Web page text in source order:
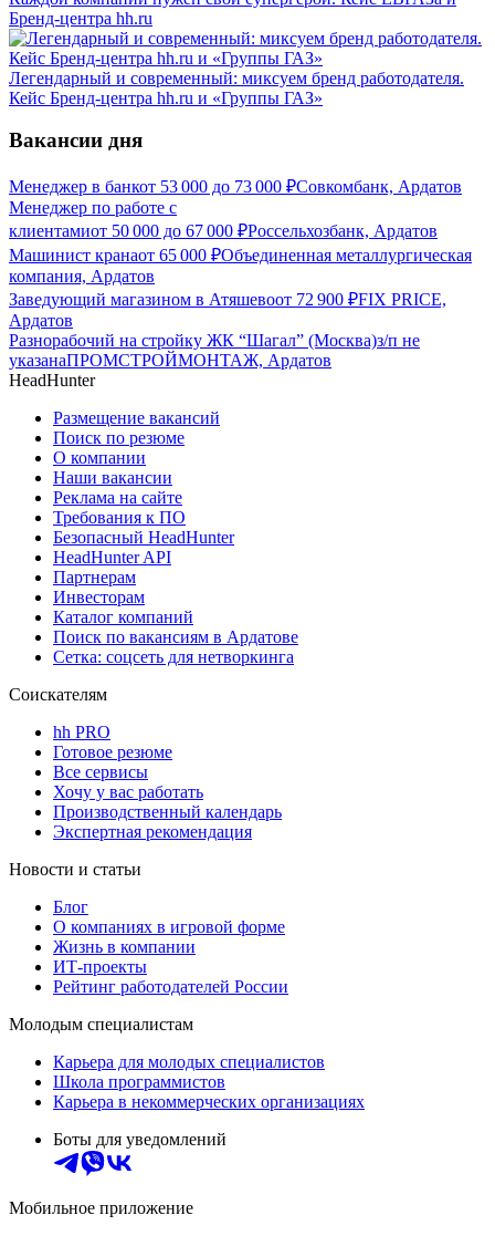
Бренд-центра hh.ru
Легендарный и современный: миксуем бренд работодателя.
Кейс Бренд-центра hh.ru и «Группы ГАЗ»
Вакансии дня
Менеджер в банкот 53 000 до 73 000 ₽Совкомбанк, Ардатов
Менеджер по работе с
клиентамиот 50 000 до 67 000 ₽Россельхозбанк, Ардатов
Машинист кранаот 65 000 ₽Объединенная металлургическая
компания, Ардатов
Заведующий магазином в Атяшевоот 72 900 ₽FIX PRICE,
Ардатов
Разнорабочий на стройку ЖК “Шагал” (Москва)з/п не
указанаПРОМСТРОЙМОНТАЖ, Ардатов
HeadHunter
Размещение вакансий
Поиск по резюме
О компании
Наши вакансии
Реклама на сайте
Требования к ПО
Безопасный HeadHunter
HeadHunter API
Партнерам
Инвесторам
Каталог компаний
Поиск по вакансиям в Ардатове
Сетка: соцсеть для нетворкинга
Соискателям
hh PRO
Готовое резюме
Все сервисы
Хочу у вас работать
Производственный календарь
Экспертная рекомендация
Новости и статьи
Блог
О компаниях в игровой форме
Жизнь в компании
ИТ-проекты
Рейтинг работодателей России
Молодым специалистам
Карьера для молодых специалистов
Школа программистов
Карьера в некоммерческих организациях
Боты для уведомлений
Мобильное приложение